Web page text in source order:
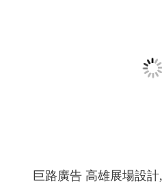
巨路廣告 高雄展場設